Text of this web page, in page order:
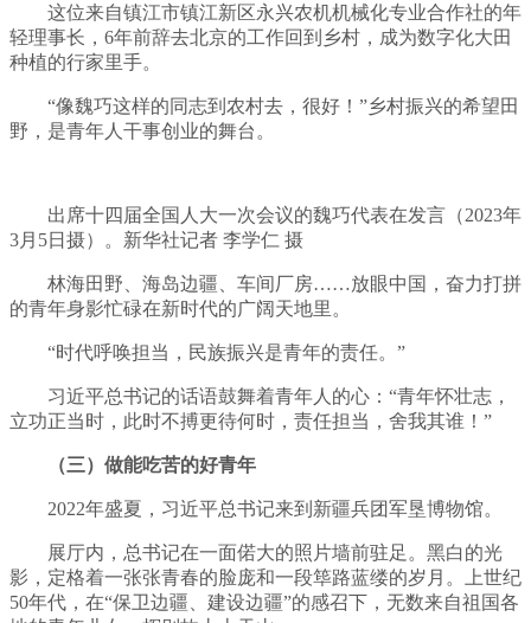
这位来自镇江市镇江新区永兴农机机械化专业合作社的年
轻理事长，6年前辞去北京的工作回到乡村，成为数字化大田
种植的行家里手。
“像魏巧这样的同志到农村去，很好！”乡村振兴的希望田
野，是青年人干事创业的舞台。
出席十四届全国人大一次会议的魏巧代表在发言（2023年
3月5日摄）。新华社记者 李学仁 摄
林海田野、海岛边疆、车间厂房……放眼中国，奋力打拼
的青年身影忙碌在新时代的广阔天地里。
“时代呼唤担当，民族振兴是青年的责任。”
习近平总书记的话语鼓舞着青年人的心：“青年怀壮志，
立功正当时，此时不搏更待何时，责任担当，舍我其谁！”
（三）做能吃苦的好青年
2022年盛夏，习近平总书记来到新疆兵团军垦博物馆。
展厅内，总书记在一面偌大的照片墙前驻足。黑白的光
影，定格着一张张青春的脸庞和一段筚路蓝缕的岁月。上世纪
50年代，在“保卫边疆、建设边疆”的感召下，无数来自祖国各